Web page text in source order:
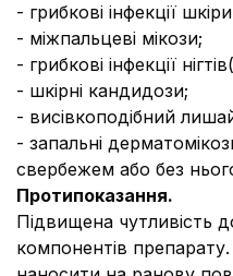
- грибкові інфекції
- міжпальцеві мікози;
- грибкові інфекції
- шкірні кандидози;
- висівкоподібний
- запальні
свербежем або без
Протипоказання.
Підвищена чутливість
компонентів